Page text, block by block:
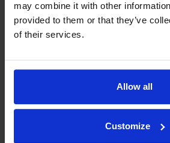
may combine it with other
provided to them or that they’ve
of their services.
Allow all
Customize
Unsere Philosophie
Die Indexator Rotator Systems AB hat
abgibt, wie unsere Tätigkeit betrieben